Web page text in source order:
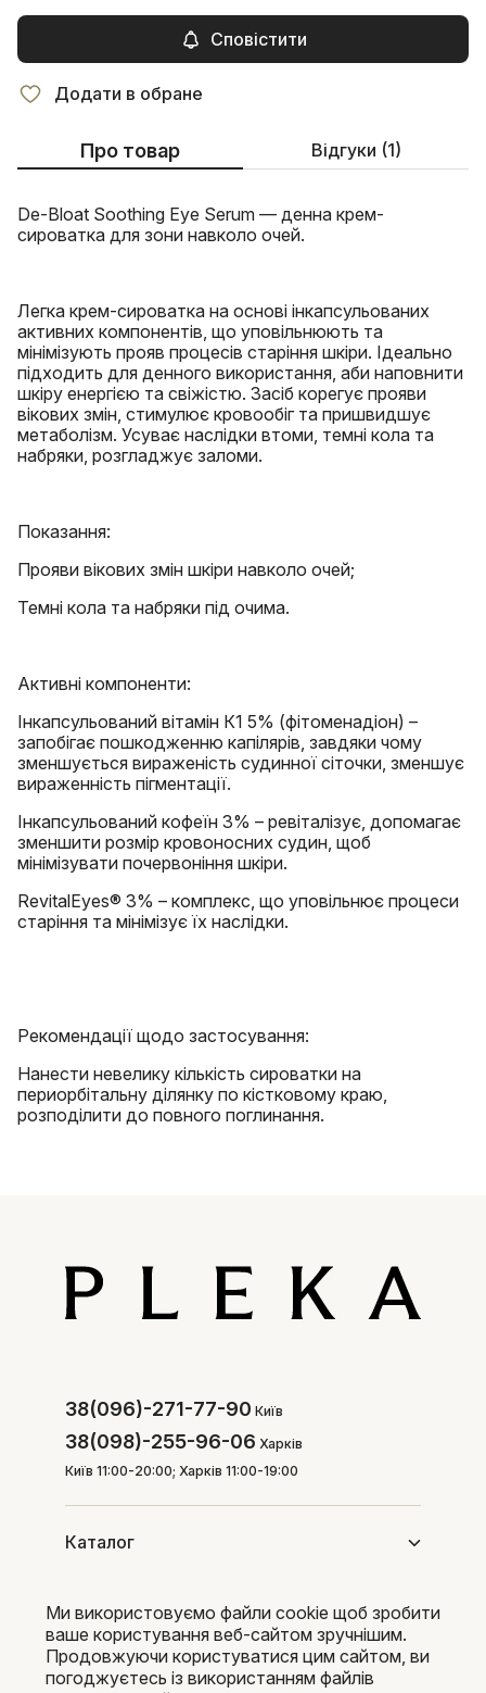
Сповістити
Додати в обране
Про товар Відгуки (1)
De-Bloat Soothing Eye Serum — денна крем-
сироватка для зони навколо очей.
Легка крем-сироватка на основі інкапсульованих
активних компонентів, що уповільнюють та
мінімізують прояв процесів старіння шкіри. Ідеально
підходить для денного використання, аби наповнити
шкіру енергією та свіжістю. Засіб корегує прояви
вікових змін, стимулює кровообіг та пришвидшує
метаболізм. Усуває наслідки втоми, темні кола та
набряки, розгладжує заломи.
Показання:
Прояви вікових змін шкіри навколо очей;
Темні кола та набряки під очима.
Активні компоненти:
Інкапсульований вітамін К1 5% (фітоменадіон) –
запобігає пошкодженню капілярів, завдяки чому
зменшується вираженість судинної сіточки, зменшує
вираженність пігментації.
Інкапсульований кофеїн 3% – ревіталізує, допомагає
зменшити розмір кровоносних судин, щоб
мінімізувати почервоніння шкіри.
RevitalEyes® 3% – комплекс, що уповільнює процеси
старіння та мінімізує їх наслідки.
Рекомендації щодо застосування:
Нанести невелику кількість сироватки на
периорбітальну ділянку по кістковому краю,
розподілити до повного поглинання.
38(096)-271-77-90 Київ
38(098)-255-96-06 Харків
Київ 11:00-20:00; Харків 11:00-19:00
Каталог
Покупцям
Ми використовуємо файли cookie щоб зробити
ваше користування веб-сайтом зручнішим.
Продовжуючи користуватися цим сайтом, ви
погоджуєтесь із використанням файлів